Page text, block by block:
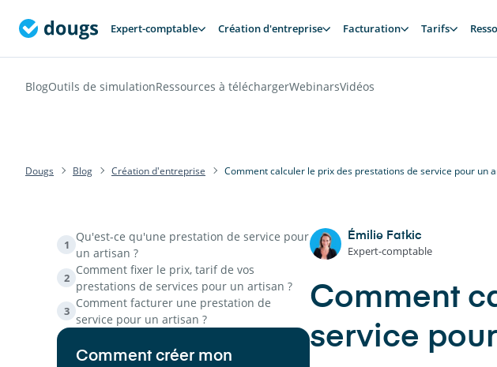
Expert-comptable Création d'entreprise Facturation Tarifs
BlogOutils de simulationRessources à téléchargerWebinarsVidéos
Dougs Blog Création d'entreprise Comment calculer le prix des prestations de service pour un
1
Qu'est-ce qu'une prestation de service pour
un artisan ?
2
Comment fixer le prix, tarif de vos
prestations de services pour un artisan ?
3
Comment facturer une prestation de
service pour un artisan ?
Comment créer mon
Émilie Fatkic
Expert-comptable
Comment
service